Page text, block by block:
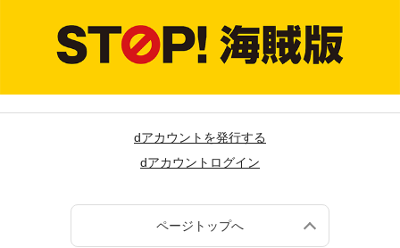
dアカウントを発行する
dアカウントログイン
ページトップへ